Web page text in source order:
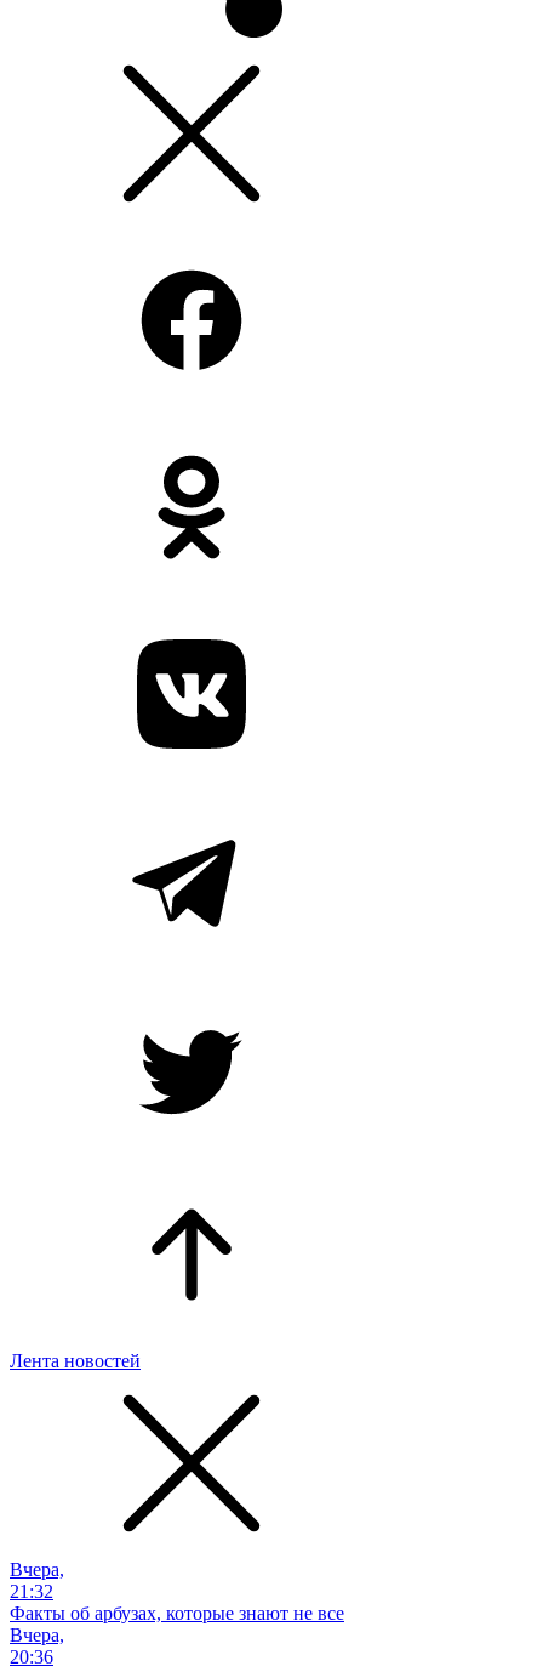
Лента новостей
Вчера,
21:32
Факты об арбузах, которые знают не все
Вчера,
20:36